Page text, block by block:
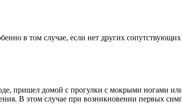
в том случае, если нет других
пришел домой с прогулки с мокрыми ногами
В этом случае при возникновении первых